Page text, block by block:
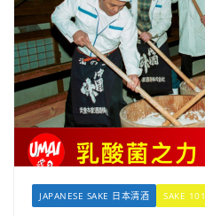
JAPANESE SAKE 日本清酒 SAKE 101